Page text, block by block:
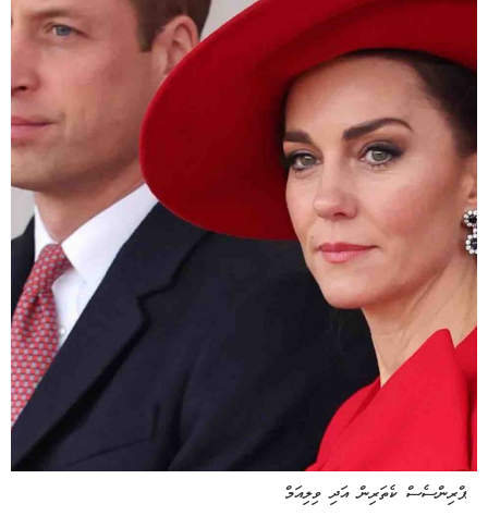
ޕްރިންސެސް ކެތަރިން އަދި ވިލިއަމް